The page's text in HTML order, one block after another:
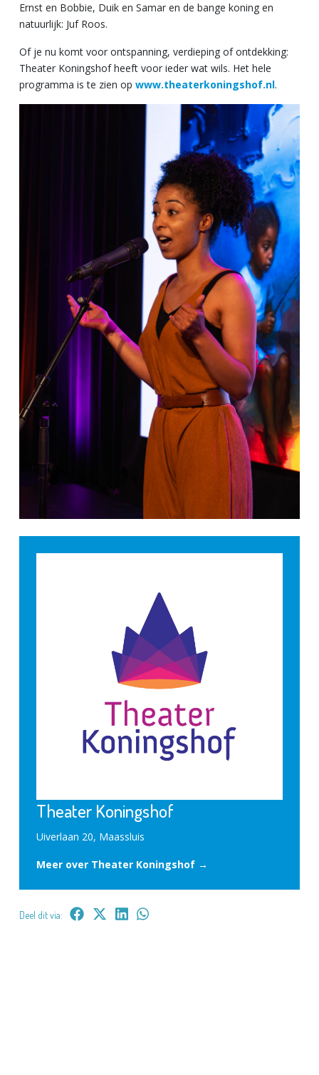
Ernst en Bobbie, Duik en Samar en de bange koning en
natuurlijk: Juf Roos.
Of je nu komt voor ontspanning, verdieping of ontdekking:
Theater Koningshof heeft voor ieder wat wils. Het hele
programma is te zien op www.theaterkoningshof.nl.
Theater Koningshof
Uiverlaan 20, Maassluis
Meer over Theater Koningshof →
Deel dit via: